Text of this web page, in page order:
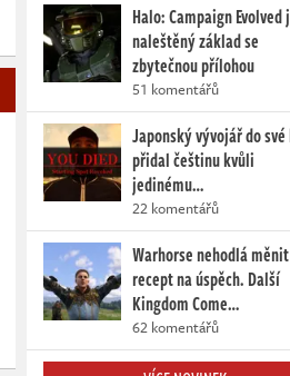
Halo: Campaign Evolved
naleštěný základ se
zbytečnou přílohou
51 komentářů
Japonský vývojář do
přidal češtinu kvůli
jedinému…
22 komentářů
Warhorse nehodlá měnit
recept na úspěch. Další
Kingdom Come…
62 komentářů